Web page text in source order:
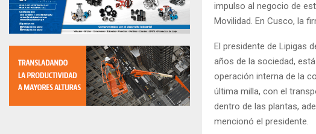
impulso al negocio de
Movilidad. En Cusco, la
El presidente de Lipigas
años de la sociedad,
operación interna de la
última milla, con el
dentro de las plantas,
mencionó el presidente.